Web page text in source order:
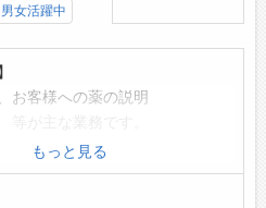
男女活躍中
お客様への薬の説明
を伴います。
日数は相談に応じます。
もっと見る